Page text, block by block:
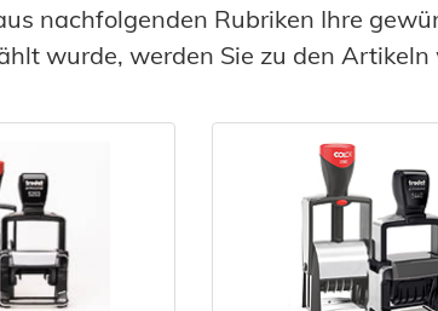
nachfolgenden Rubriken Ihre
wurde, werden Sie zu den